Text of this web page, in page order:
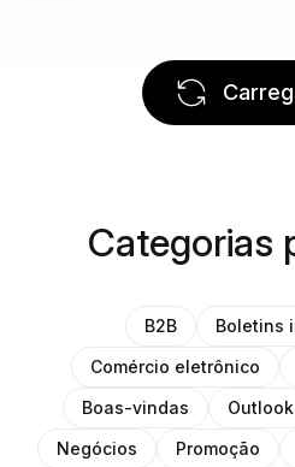
Categorias
B2B
Boletins
Comércio eletrônico
Boas-vindas
Outlook
Negócios
Promoção